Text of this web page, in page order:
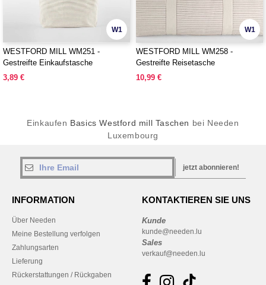
W1
WESTFORD MILL WM251 -
Gestreifte Einkaufstasche
3,89 €
W1
WESTFORD MILL WM258 -
Gestreifte Reisetasche
10,99 €
Einkaufen Basics Westford mill Taschen bei Needen
Luxembourg
jetzt abonnieren!
INFORMATION
Über Needen
Meine Bestellung verfolgen
Zahlungsarten
Lieferung
Rückerstattungen / Rückgaben
KONTAKTIEREN SIE UNS
Kunde
kunde@needen.lu
Sales
verkauf@needen.lu